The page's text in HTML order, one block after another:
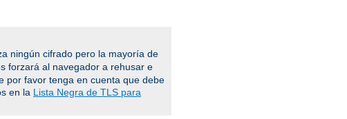
ningún cifrado pero la mayoría de
forzará al navegador a rehusar e
por favor tenga en cuenta que debe
en la Lista Negra de TLS para